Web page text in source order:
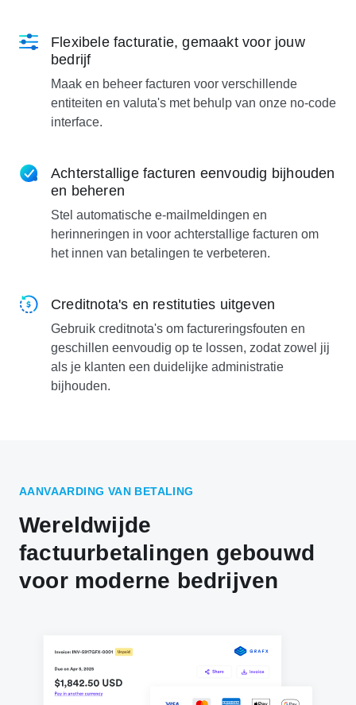
Flexibele facturatie, gemaakt voor jouw
bedrijf
Maak en beheer facturen voor verschillende
entiteiten en valuta's met behulp van onze no-code
interface.
Achterstallige facturen eenvoudig bijhouden
en beheren
Stel automatische e-mailmeldingen en
herinneringen in voor achterstallige facturen om
het innen van betalingen te verbeteren.
Creditnota's en restituties uitgeven
Gebruik creditnota's om factureringsfouten en
geschillen eenvoudig op te lossen, zodat zowel jij
als je klanten een duidelijke administratie
bijhouden.
AANVAARDING VAN BETALING
Wereldwijde
factuurbetalingen gebouwd
voor moderne bedrijven